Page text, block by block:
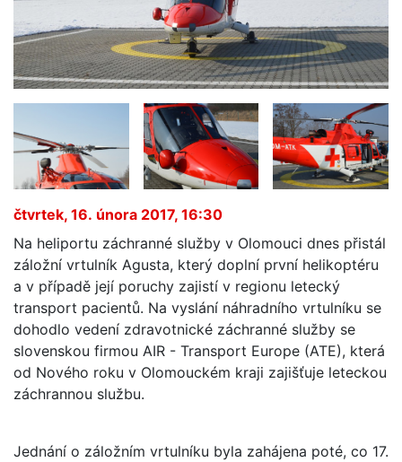
čtvrtek, 16. února 2017, 16:30
Na heliportu záchranné služby v Olomouci dnes přistál
záložní vrtulník Agusta, který doplní první helikoptéru
a v případě její poruchy zajistí v regionu letecký
transport pacientů. Na vyslání náhradního vrtulníku se
dohodlo vedení zdravotnické záchranné služby se
slovenskou firmou AIR - Transport Europe (ATE), která
od Nového roku v Olomouckém kraji zajišťuje leteckou
záchrannou službu.
Jednání o záložním vrtulníku byla zahájena poté, co 17.